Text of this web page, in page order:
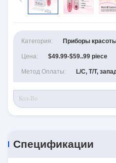
Категория: Приборы
Цена: $49.99-$59..99 piece
Метод Оплаты: L/C, T/T,
Спецификации